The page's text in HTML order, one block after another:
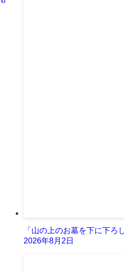
「山の上のお墓を下に下ろ
2026年8月2日